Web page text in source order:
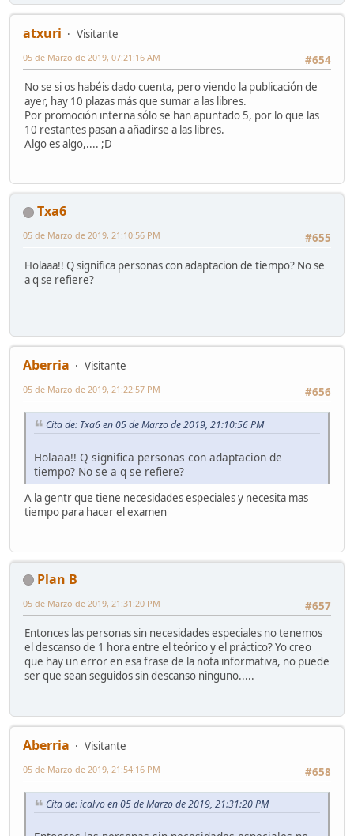
atxuri
Visitante
#654
05 de Marzo de 2019, 07:21:16 AM
No se si os habéis dado cuenta, pero viendo la publicación de
ayer, hay 10 plazas más que sumar a las libres.
Por promoción interna sólo se han apuntado 5, por lo que las
10 restantes pasan a añadirse a las libres.
Algo es algo,.... ;D
Txa6
#655
05 de Marzo de 2019, 21:10:56 PM
Holaaa!! Q significa personas con adaptacion de tiempo? No se
a q se refiere?
Aberria
Visitante
#656
05 de Marzo de 2019, 21:22:57 PM
Cita de: Txa6 en 05 de Marzo de 2019, 21:10:56 PM
Holaaa!! Q significa personas con adaptacion de
tiempo? No se a q se refiere?
A la gentr que tiene necesidades especiales y necesita mas
tiempo para hacer el examen
Plan B
#657
05 de Marzo de 2019, 21:31:20 PM
Entonces las personas sin necesidades especiales no tenemos
el descanso de 1 hora entre el teórico y el práctico? Yo creo
que hay un error en esa frase de la nota informativa, no puede
ser que sean seguidos sin descanso ninguno.....
Aberria
Visitante
#658
05 de Marzo de 2019, 21:54:16 PM
Cita de: icalvo en 05 de Marzo de 2019, 21:31:20 PM